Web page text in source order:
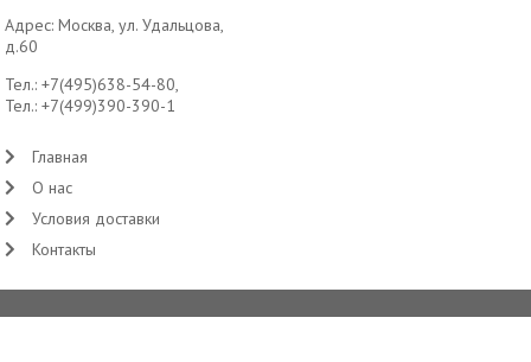
Адрес: Москва, ул. Удальцова,
д.60
Тел.:+7(495)638-54-80,
Тел.:+7(499)390-390-1
Главная
О нас
Условия доставки
Контакты